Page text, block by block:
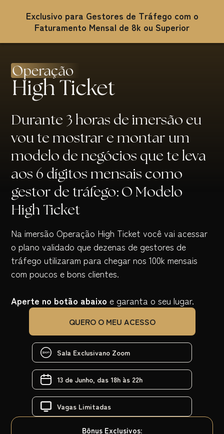
Exclusivo para Gestores de Tráfego com o
Faturamento Mensal de 8k ou Superior
Durante 3 horas de imersão eu
vou te mostrar e montar um
modelo de negócios que te leva
aos 6 dígitos mensais como
gestor de tráfego: O Modelo
High Ticket
Na imersão Operação High Ticket você vai acessar
o plano validado que dezenas de gestores de
tráfego utilizaram para chegar nos 100k mensais
com poucos e bons clientes.
Aperte no botão abaixo e garanta o seu lugar.
QUERO O MEU ACESSO
Sala Exclusivano Zoom
13 de Junho, das 18h às 22h
Vagas Limitadas
Bônus Exclusivos: